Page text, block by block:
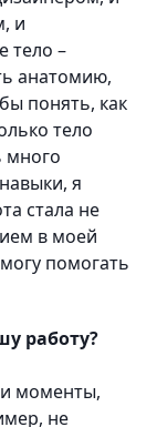
и
тело –
анатомию,
понять, как
тело
много
я
стала не
в моей
помогать
работу?
моменты,
не